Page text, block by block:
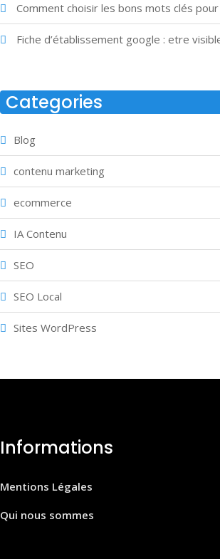
Comment choisir les bons mots clés
Fiche d’établissement google : etre
Categories
Blog
contenu marketing
ecommerce
IA Contenu
SEO
SEO Local
Sites WordPress
Informations
Mentions Légales
Qui nous sommes